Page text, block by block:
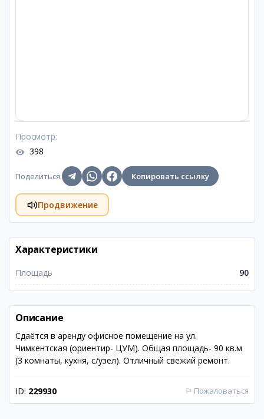
Просмотр:
398
Поделиться: Копировать ссылку
Продвижение
Характеристики
Площадь 90
Описание
Сдаётся в аренду офисное помещение на ул.
Чимкентская (ориентир- ЦУМ). Общая площадь- 90 кв.м
(3 комнаты, кухня, с/узел). Отличный свежий ремонт.
ID: 229930 ⚐ Пожаловаться